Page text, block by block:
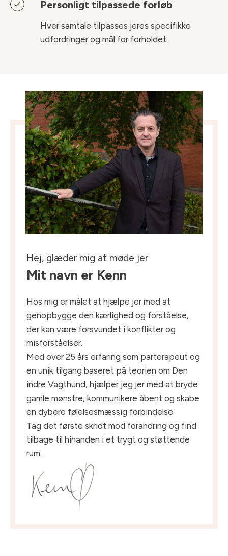
Personligt tilpassede forløb
Hver samtale tilpasses jeres specifikke
udfordringer og mål for forholdet.
Hej, glæder mig at møde jer
Mit navn er Kenn
Hos mig er målet at hjælpe jer med at
genopbygge den kærlighed og forståelse,
der kan være forsvundet i konflikter og
misforståelser.
Med over 25 års erfaring som parterapeut og
en unik tilgang baseret på teorien om Den
indre Vagthund, hjælper jeg jer med at bryde
gamle mønstre, kommunikere åbent og skabe
en dybere følelsesmæssig forbindelse.
Tag det første skridt mod forandring og find
tilbage til hinanden i et trygt og støttende
rum.